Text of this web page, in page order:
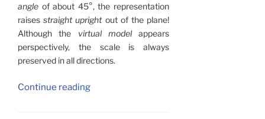
angle of about 45°, the representation
raisesstraight uprightout of the plane!
Although the virtual modelappears
perspectively, the scale is always
preserved in all directions.
Continue reading“Stereoscopic